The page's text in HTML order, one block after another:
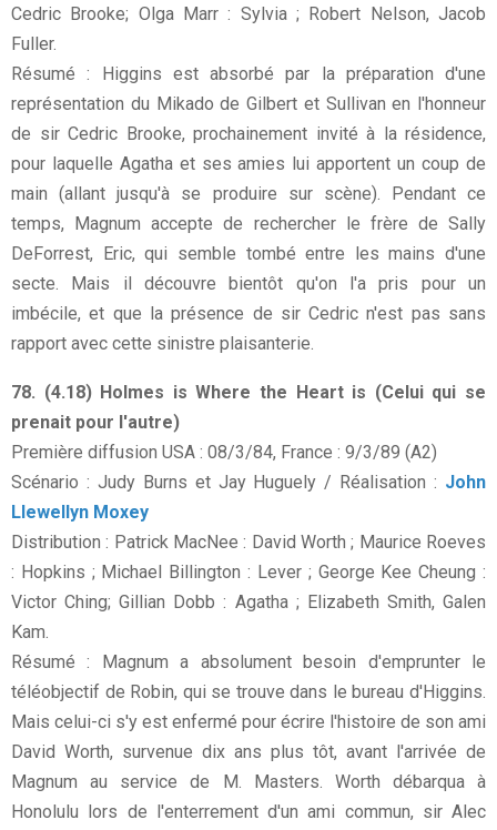
Cedric Brooke; Olga Marr : Sylvia ; Robert Nelson, Jacob
Fuller.
Résumé : Higgins est absorbé par la préparation d'une
représentation du Mikado de Gilbert et Sullivan en l'honneur
de sir Cedric Brooke, prochainement invité à la résidence,
pour laquelle Agatha et ses amies lui apportent un coup de
main (allant jusqu'à se produire sur scène). Pendant ce
temps, Magnum accepte de rechercher le frère de Sally
DeForrest, Eric, qui semble tombé entre les mains d'une
secte. Mais il découvre bientôt qu'on l'a pris pour un
imbécile, et que la présence de sir Cedric n'est pas sans
rapport avec cette sinistre plaisanterie.
78. (4.18) Holmes is Where the Heart is (Celui qui se
prenait pour l'autre)
Première diffusion USA : 08/3/84, France : 9/3/89 (A2)
Scénario : Judy Burns et Jay Huguely / Réalisation : John
Llewellyn Moxey
Distribution : Patrick MacNee : David Worth ; Maurice Roeves
: Hopkins ; Michael Billington : Lever ; George Kee Cheung :
Victor Ching; Gillian Dobb : Agatha ; Elizabeth Smith, Galen
Kam.
Résumé : Magnum a absolument besoin d'emprunter le
téléobjectif de Robin, qui se trouve dans le bureau d'Higgins.
Mais celui-ci s'y est enfermé pour écrire l'histoire de son ami
David Worth, survenue dix ans plus tôt, avant l'arrivée de
Magnum au service de M. Masters. Worth débarqua à
Honolulu lors de l'enterrement d'un ami commun, sir Alec